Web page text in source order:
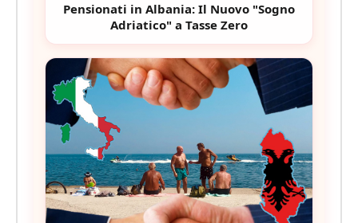
Pensionati in Albania: Il Nuovo "Sogno
Adriatico" a Tasse Zero